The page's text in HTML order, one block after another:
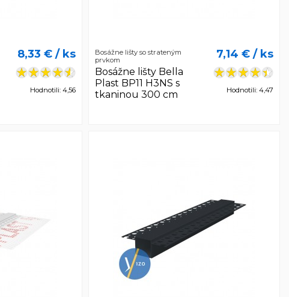
8,33 €/ ks
Hodnotili: 4,56
Bosážne lišty so strateným
prvkom
Bosážne lišty Bella
Plast BP11 H3NS s
tkaninou 300 cm
7,14 €/ ks
Hodnotili: 4,47